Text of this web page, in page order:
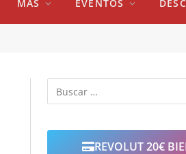
MÁS EVENTOS
REVOLUT 20€